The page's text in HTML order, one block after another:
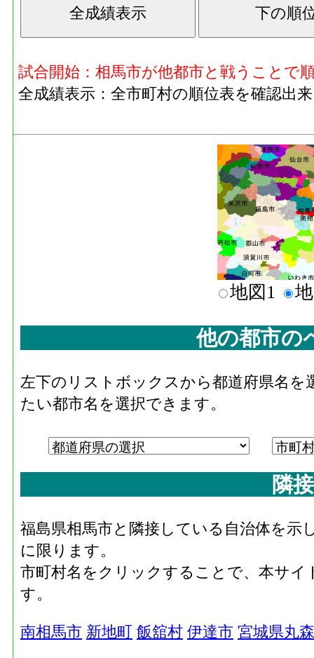
試合開始：相馬市が他都市と戦うことで
全成績表示：全市町村の順位表を確認出
地図1
他の都市の
左下のリストボックスから都道府県名
たい都市名を選択できます。
隣
福島県相馬市と隣接している自治体を示
に限ります。
市町村名をクリックすることで、本サ
す。
南相馬市 新地町 飯舘村 伊達市 宮城県丸